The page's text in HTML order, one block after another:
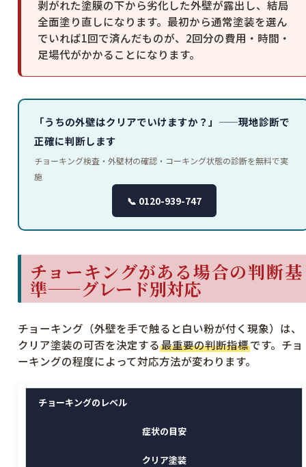
剥がれた塗膜の下から劣化した外壁が露出し、結局
全面塗り直しになります。最初から通常塗装を選ん
でいれば1回で済んだものが、2回分の費用・時間・
足場代がかかることになります。
「うちの外壁はクリアでいけますか？」——現地診断で
正確に判断します
チョーキング検査・外壁材の確認・コーキング状態の診断を無料で実
施
📞 0120-939-747
チョーキングがある場合の判断基
準——グレード別対応
チョーキング（外壁を手で触ると白い粉が付く現象）は、
クリア塗装の可否を決定する最重要の判断指標です。チョ
ーキングの程度によって対応方法が変わります。
チョーキングのレベル
症状の目安
クリア塗装